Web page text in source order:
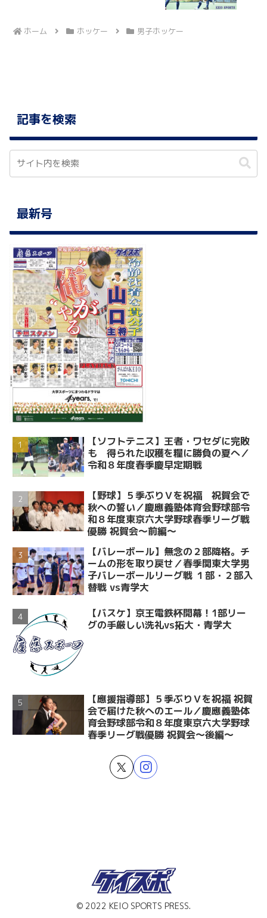
ホーム ホッケー 男子ホッケー
記事を検索
最新号
【ソフトテニス】王者・ワセダに完敗
も 得られた収穫を糧に勝負の夏へ／
令和８年度春季慶早定期戦
【野球】５季ぶりＶを祝福 祝賀会で
秋への誓い／慶應義塾体育会野球部令
和８年度東京六大学野球春季リーグ戦
優勝 祝賀会～前編～
【バレーボール】無念の２部降格。チ
ームの形を取り戻せ／春季関東大学男
子バレーボールリーグ戦 １部・２部入
替戦 vs青学大
【バスケ】京王電鉄杯開幕！1部リー
グの手厳しい洗礼vs拓大・青学大
【應援指導部】５季ぶりＶを祝福 祝賀
会で届けた秋へのエール／慶應義塾体
育会野球部令和８年度東京六大学野球
春季リーグ戦優勝 祝賀会～後編～
© 2022 KEIO SPORTS PRESS.